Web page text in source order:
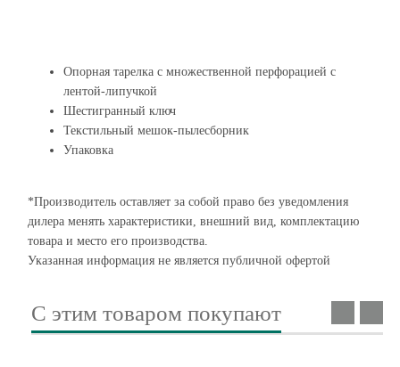
Опорная тарелка с множественной перфорацией с
лентой-липучкой
Шестигранный ключ
Текстильный мешок-пылесборник
Упаковка
*Производитель оставляет за собой право без уведомления
дилера менять характеристики, внешний вид, комплектацию
товара и место его производства.
Указанная информация не является публичной офертой
С этим товаром покупают